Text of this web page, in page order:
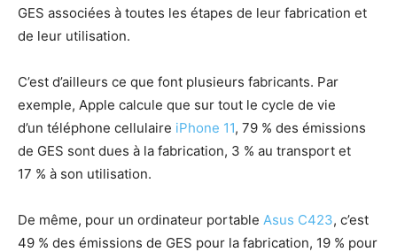
GES associées à toutes les étapes de leur fabrication et
de leur utilisation.
C’est d’ailleurs ce que font plusieurs fabricants. Par
exemple, Apple calcule que sur tout le cycle de vie
d’un téléphone cellulaire iPhone 11, 79 % des émissions
de GES sont dues à la fabrication, 3 % au transport et
17 % à son utilisation.
De même, pour un ordinateur portable Asus C423, c’est
49 % des émissions de GES pour la fabrication, 19 % pour